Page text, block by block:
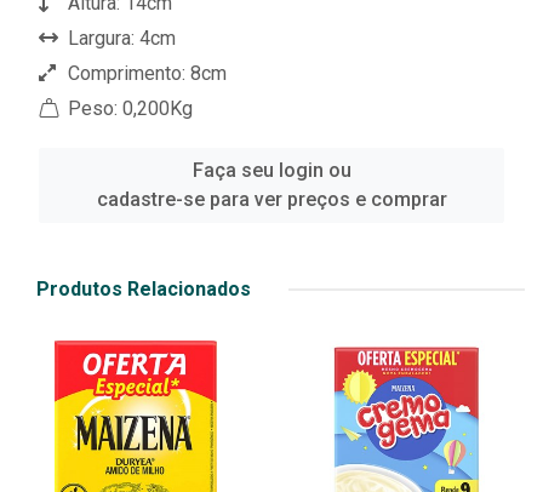
Largura: 4cm
Comprimento: 8cm
Peso: 0,200Kg
Faça seu login ou
cadastre-se para ver preços e comprar
Produtos Relacionados